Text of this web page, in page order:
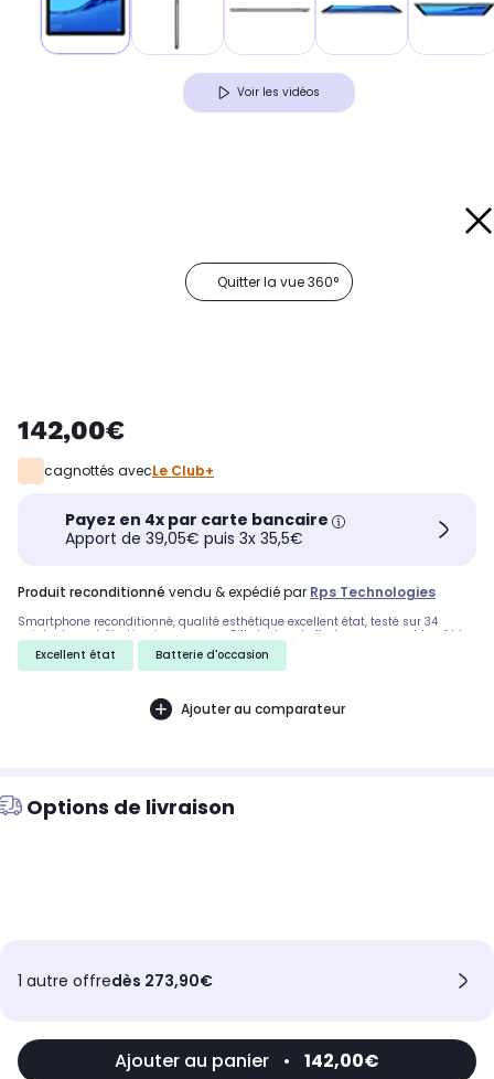
Voir les vidéos
Quitter la vue 360°
142,00€
cagnottés avecLe Club+
Payez en 4x par carte bancaire
Apport de 39,05€ puis 3x 35,5€
produit reconditionné vendu & expédié par Rps Technologies
Smartphone reconditionné, qualité esthétique excellent état, testé sur 34
points de contrôle. Livraison express 24h. Inclus : boîte éco-responsable, câble
d'alimentation et extracteur SIM.
Excellent état Batterie d'occasion
Ajouter au comparateur
Options de livraison
1 autre offredès 273,90€
Ajouter au panier • 142,00€